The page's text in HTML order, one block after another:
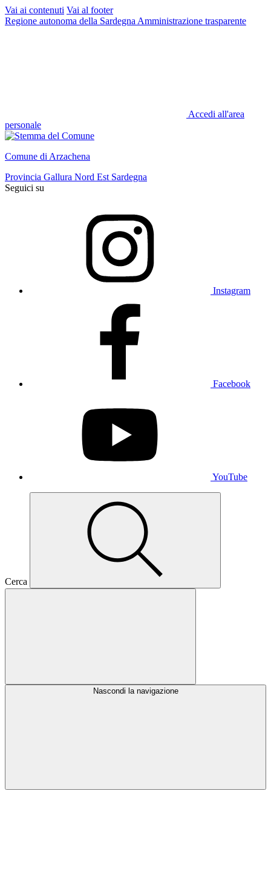
Vai ai contenuti Vai al footer
Regione autonoma della Sardegna Amministrazione trasparente
Accedi all'area
personale
Comune di Arzachena
Provincia Gallura Nord Est Sardegna
Seguici su
Instagram
Facebook
YouTube
Cerca
Nascondi la navigazione